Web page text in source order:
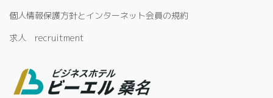
個人情報保護方針とインターネット会員の規約
求人 recruitment